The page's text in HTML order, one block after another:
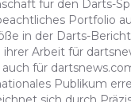
für den Darts-
Portfolio
in der Darts-
Arbeit für
für
Publikum